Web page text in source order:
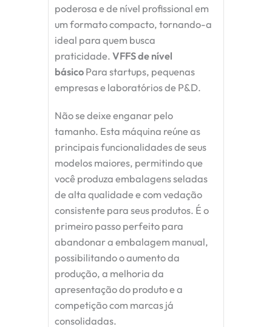
poderosa e de nível profissional em
um formato compacto, tornando-a
ideal para quem busca
praticidade. VFFS de nível
básico Para startups, pequenas
empresas e laboratórios de P&D.
Não se deixe enganar pelo
tamanho. Esta máquina reúne as
principais funcionalidades de seus
modelos maiores, permitindo que
você produza embalagens seladas
de alta qualidade e com vedação
consistente para seus produtos. É o
primeiro passo perfeito para
abandonar a embalagem manual,
possibilitando o aumento da
produção, a melhoria da
apresentação do produto e a
competição com marcas já
consolidadas.